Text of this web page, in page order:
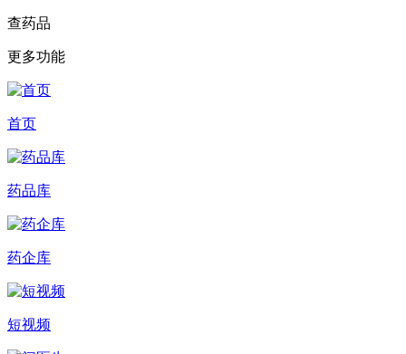
查药品
更多功能
首页
药品库
药企库
短视频